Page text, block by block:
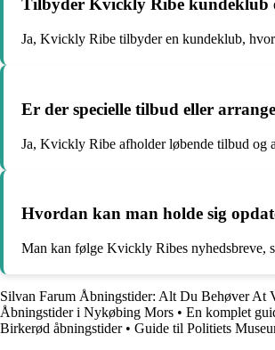
Tilbyder Kvickly Ribe kundeklub
Ja, Kvickly Ribe tilbyder en kundeklub,
Er der specielle tilbud eller
Ja, Kvickly Ribe afholder løbende tilbud og
Hvordan kan man holde sig
Man kan følge Kvickly Ribes nyhedsbreve,
Silvan Farum Åbningstider: Alt Du Behøver At
Åbningstider i Nykøbing Mors • En komplet
Birkerød åbningstider• Guide til Politiets